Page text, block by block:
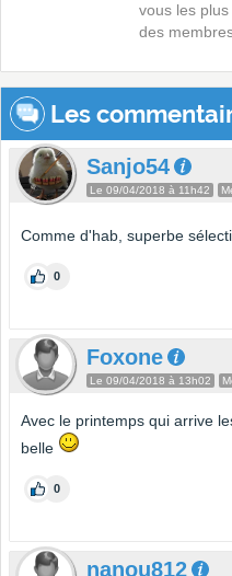
vous les
des
Les
Sanjo54
Le 09/04/2018 à 11h42
Comme d'hab, superbe
0
Foxone
Le 09/04/2018 à 13h02
Avec le printemps qui arrive
belle
0
nanou812